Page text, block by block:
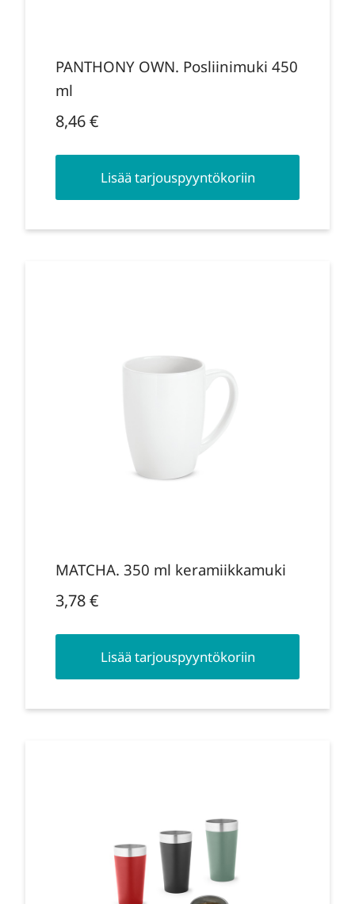
PANTHONY OWN. Posliinimuki 450
ml
8,46€
Lisää tarjouspyyntökoriin
MATCHA. 350 ml keramiikkamuki
3,78€
Lisää tarjouspyyntökoriin